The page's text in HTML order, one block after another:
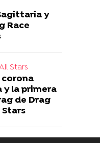
y
Race
Stars
corona
y la primera
de Drag
Stars